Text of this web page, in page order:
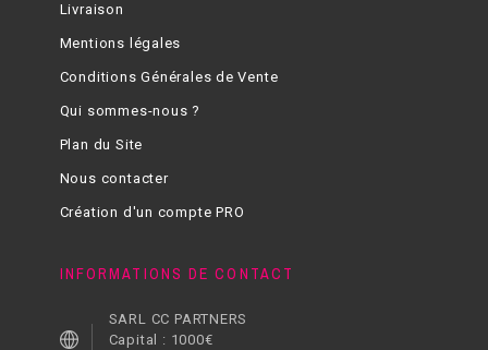
Livraison
Mentions légales
Conditions Générales de Vente
Qui sommes-nous ?
Plan du Site
Nous contacter
Création d'un compte PRO
INFORMATIONS DE CONTACT
SARL CC PARTNERS
Capital : 1000€